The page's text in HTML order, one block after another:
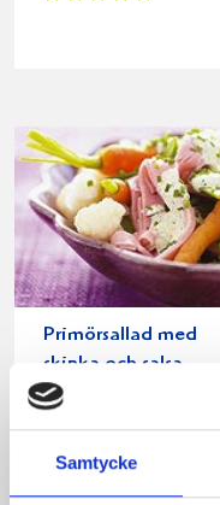
Samtycke
Primörsallad med
skinka och salsa
verde